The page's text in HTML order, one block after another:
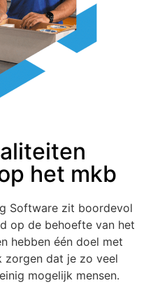
het mkb
Software zit boordevol
op de behoefte van het
hebben één doel met
zorgen dat je zo veel
mogelijk mensen.